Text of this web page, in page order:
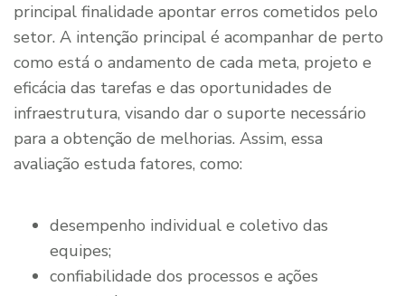
principal finalidade apontar erros cometidos pelo
setor. A intenção principal é acompanhar de perto
como está o andamento de cada meta, projeto e
eficácia das tarefas e das oportunidades de
infraestrutura, visando dar o suporte necessário
para a obtenção de melhorias. Assim, essa
avaliação estuda fatores, como:
desempenho individual e coletivo das
equipes;
confiabilidade dos processos e ações